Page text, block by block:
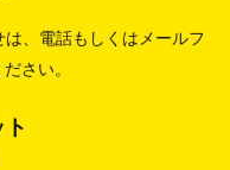
、電話もしくはメールフ
さい。